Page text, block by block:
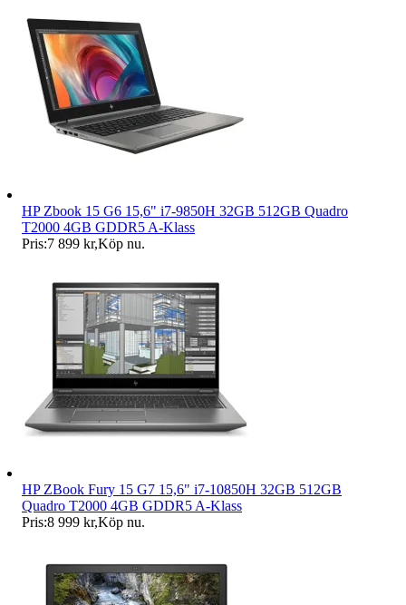
HP Zbook 15 G6 15,6" i7-9850H 32GB 512GB Quadro
T2000 4GB GDDR5 A-Klass
Pris:7 899 kr,Köp nu.
HP ZBook Fury 15 G7 15,6" i7-10850H 32GB 512GB
Quadro T2000 4GB GDDR5 A-Klass
Pris:8 999 kr,Köp nu.